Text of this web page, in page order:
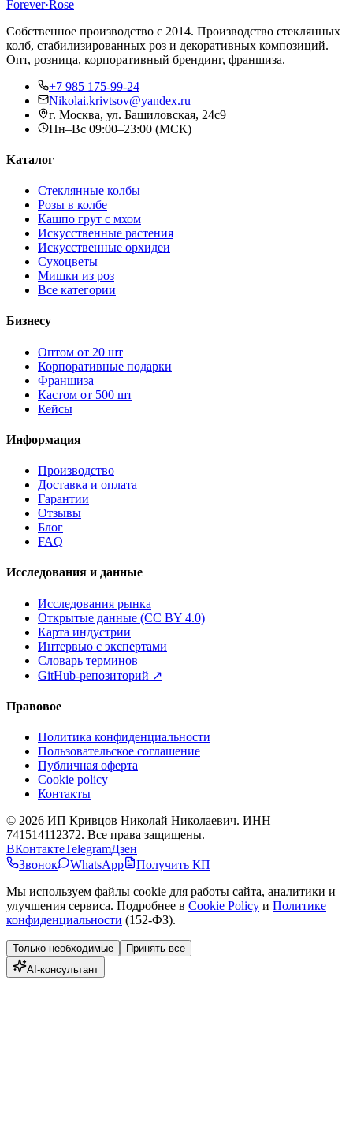
Forever·Rose
Собственное производство с 2014. Производство стеклянных
колб, стабилизированных роз и декоративных композиций.
Опт, розница, корпоративный брендинг, франшиза.
+7 985 175-99-24
Nikolai.krivtsov@yandex.ru
г. Москва, ул. Башиловская, 24с9
Пн–Вс 09:00–23:00 (МСК)
Каталог
Стеклянные колбы
Розы в колбе
Кашпо грут с мхом
Искусственные растения
Искусственные орхидеи
Сухоцветы
Мишки из роз
Все категории
Бизнесу
Оптом от 20 шт
Корпоративные подарки
Франшиза
Кастом от 500 шт
Кейсы
Информация
Производство
Доставка и оплата
Гарантии
Отзывы
Блог
FAQ
Исследования и данные
Исследования рынка
Открытые данные (CC BY 4.0)
Карта индустрии
Интервью с экспертами
Словарь терминов
GitHub-репозиторий ↗
Правовое
Политика конфиденциальности
Пользовательское соглашение
Публичная оферта
Cookie policy
Контакты
© 2026 ИП Кривцов Николай Николаевич. ИНН
741514112372. Все права защищены.
ВКонтактеTelegramДзен
Звонок
WhatsApp
Получить КП
Мы используем файлы cookie для работы сайта, аналитики и
улучшения сервиса. Подробнее в Cookie Policy и Политике
конфиденциальности (152-ФЗ).
Только необходимые
Принять все
AI-консультант